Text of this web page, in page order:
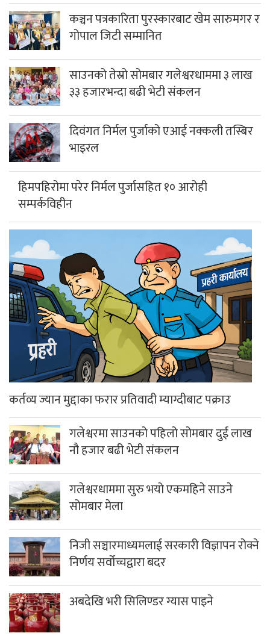
कञ्चन पत्रकारिता पुरस्कारबाट खेम सारुमगर र
गोपाल जिटी सम्मानित
साउनको तेस्रो सोमबार गलेश्वरधाममा ३ लाख
३३ हजारभन्दा बढी भेटी संकलन
दिवंगत निर्मल पुर्जाको एआई नक्कली तस्बिर
भाइरल
हिमपहिरोमा परेर निर्मल पुर्जासहित १० आरोही
सम्पर्कविहीन
कर्तव्य ज्यान मुद्दाका फरार प्रतिवादी म्याग्दीबाट पक्राउ
गलेश्वरमा साउनको पहिलो सोमबार दुई लाख
नौ हजार बढी भेटी संकलन
गलेश्वरधाममा सुरु भयो एकमहिने साउने
सोमबार मेला
निजी सञ्चारमाध्यमलाई सरकारी विज्ञापन रोक्ने
निर्णय सर्वोच्चद्वारा बदर
अबदेखि भरी सिलिण्डर ग्यास पाइने